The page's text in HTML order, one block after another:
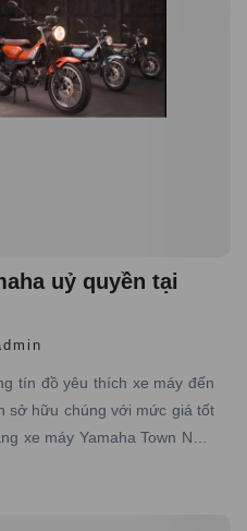
uỷ quyền tại
tín đồ yêu thích xe máy đến
sở hữu chúng với mức giá tốt
xe máy Yamaha Town Nam